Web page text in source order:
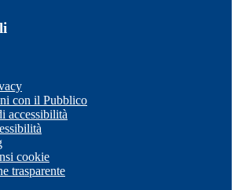
con il Pubblico
accessibilità
cookie
trasparente